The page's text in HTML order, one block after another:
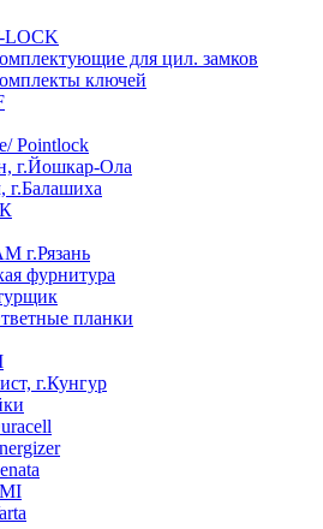
LOCK
для цил. замков
ключей
Pointlock
г.Йошкар-Ола
г.Балашиха
г.Рязань
фурнитура
планки
г.Кунгур